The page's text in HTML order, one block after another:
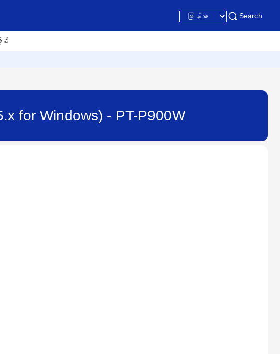
Search
း
for Windows) - PT-P900W